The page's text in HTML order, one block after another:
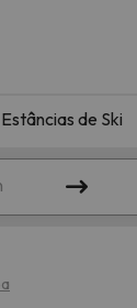
Estâncias de Ski